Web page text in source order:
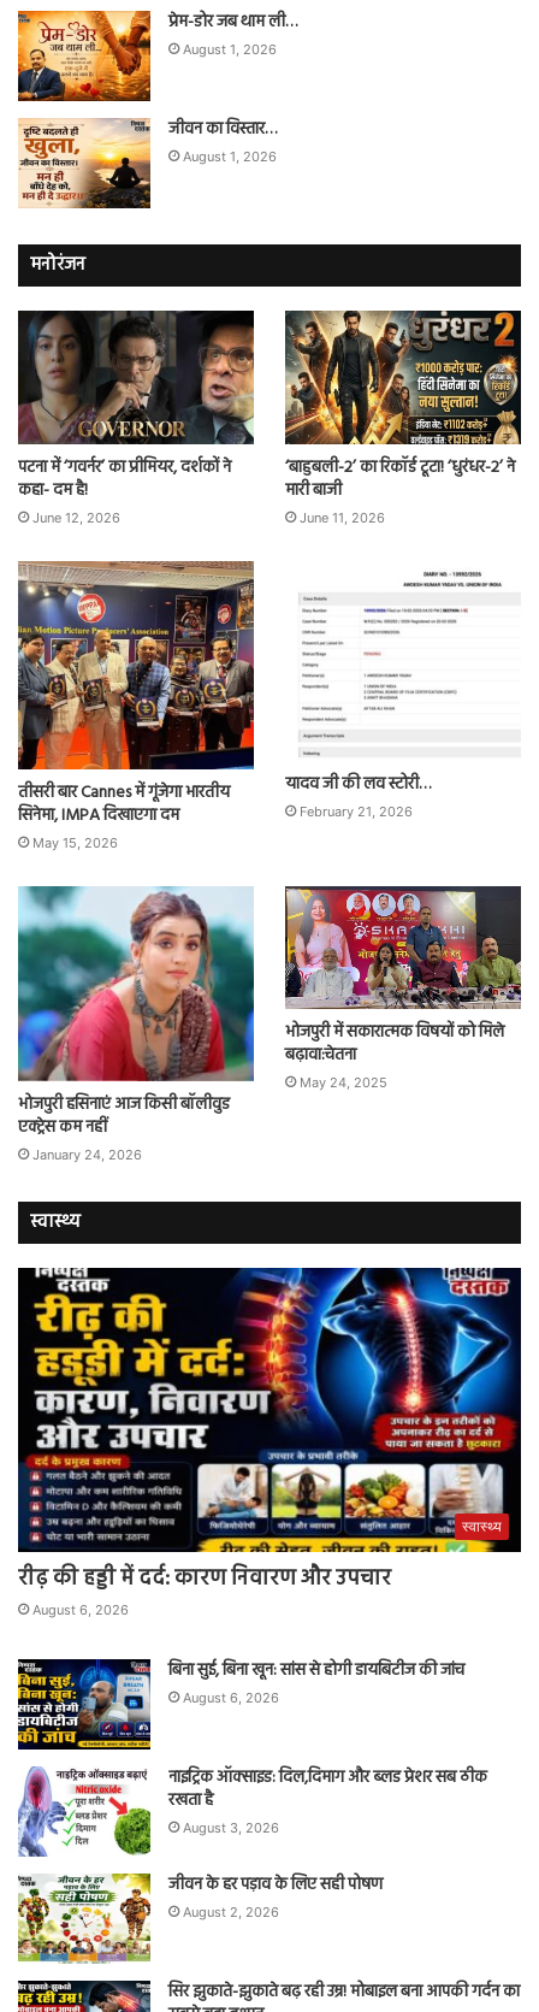
प्रेम-डोर जब थाम ली…
August 1, 2026
जीवन का विस्तार…
August 1, 2026
मनोरंजन
पटना में ‘गवर्नर’ का प्रीमियर, दर्शकों ने
कहा- दम है!
June 12, 2026
‘बाहुबली-2’ का रिकॉर्ड टूटा! ‘धुरंधर-2’ ने
मारी बाजी
June 11, 2026
तीसरी बार Cannes में गूंजेगा भारतीय
सिनेमा, IMPA दिखाएगा दम
May 15, 2026
यादव जी की लव स्टोरी…
February 21, 2026
भोजपुरी हसिनाएं आज किसी बॉलीवुड
एक्ट्रेस कम नहीं
January 24, 2026
भोजपुरी में सकारात्मक विषयों को मिले
बढ़ावा:चेतना
May 24, 2025
स्वास्थ्य
स्वास्थ्य
रीढ़ की हड्डी में दर्द: कारण निवारण और उपचार
August 6, 2026
बिना सुई, बिना खून: सांस से होगी डायबिटीज की जांच
August 6, 2026
नाइट्रिक ऑक्साइड: दिल,दिमाग और ब्लड प्रेशर सब ठीक
रखता है
August 3, 2026
जीवन के हर पड़ाव के लिए सही पोषण
August 2, 2026
सिर झुकाते-झुकाते बढ़ रही उम्र! मोबाइल बना आपकी गर्दन का